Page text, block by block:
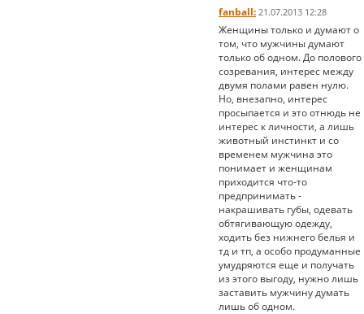
fanball: 21.07.2013 12:28
Женщины только и думают о
том, что мужчины думают
только об одном. До полового
созревания, интерес между
двумя полами равен нулю.
Но, внезапно, интерес
просыпается и это отнюдь не
интерес к личности, а лишь
животный инстинкт и со
временем мужчина это
понимает и женщинам
приходится что-то
предпринимать -
накрашивать губы, одевать
обтягивающую одежду,
ходить без нижнего белья и
тд и тп, а особо продуманные
умудряются еще и получать
из этого выгоду, нужно лишь
заставить мужчину думать
лишь об одном.